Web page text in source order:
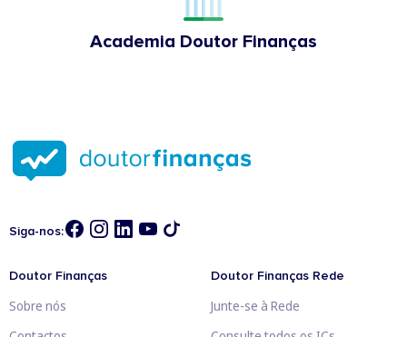
Academia Doutor Finanças
Siga-nos:
Doutor Finanças
Sobre nós
Doutor Finanças Rede
Junte-se à Rede